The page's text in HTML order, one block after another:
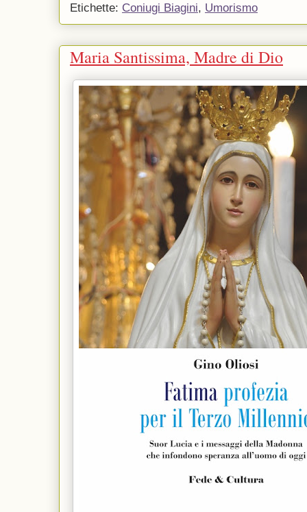
Etichette: Coniugi Biagini, Umorismo
Maria Santissima, Madre di Dio